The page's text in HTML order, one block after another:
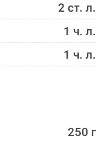
2 ст. л.
1 ч. л.
1 ч. л.
250 г